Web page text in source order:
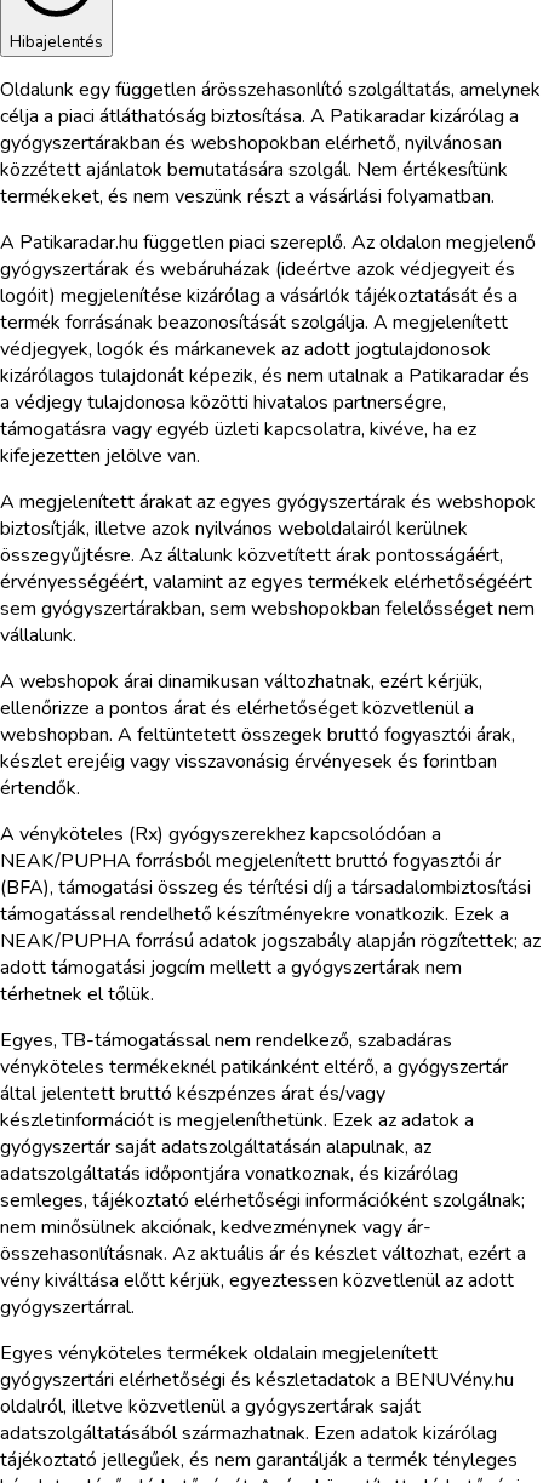
Hibajelentés
Oldalunk egy független árösszehasonlító szolgáltatás, amelynek
célja a piaci átláthatóság biztosítása. A Patikaradar kizárólag a
gyógyszertárakban és webshopokban elérhető, nyilvánosan
közzétett ajánlatok bemutatására szolgál. Nem értékesítünk
termékeket, és nem veszünk részt a vásárlási folyamatban.
A Patikaradar.hu független piaci szereplő. Az oldalon megjelenő
gyógyszertárak és webáruházak (ideértve azok védjegyeit és
logóit) megjelenítése kizárólag a vásárlók tájékoztatását és a
termék forrásának beazonosítását szolgálja. A megjelenített
védjegyek, logók és márkanevek az adott jogtulajdonosok
kizárólagos tulajdonát képezik, és nem utalnak a Patikaradar és
a védjegy tulajdonosa közötti hivatalos partnerségre,
támogatásra vagy egyéb üzleti kapcsolatra, kivéve, ha ez
kifejezetten jelölve van.
A megjelenített árakat az egyes gyógyszertárak és webshopok
biztosítják, illetve azok nyilvános weboldalairól kerülnek
összegyűjtésre. Az általunk közvetített árak pontosságáért,
érvényességéért, valamint az egyes termékek elérhetőségéért
sem gyógyszertárakban, sem webshopokban felelősséget nem
vállalunk.
A webshopok árai dinamikusan változhatnak, ezért kérjük,
ellenőrizze a pontos árat és elérhetőséget közvetlenül a
webshopban. A feltüntetett összegek bruttó fogyasztói árak,
készlet erejéig vagy visszavonásig érvényesek és forintban
értendők.
A vényköteles (Rx) gyógyszerekhez kapcsolódóan a
NEAK/PUPHA forrásból megjelenített bruttó fogyasztói ár
(BFA), támogatási összeg és térítési díj a társadalombiztosítási
támogatással rendelhető készítményekre vonatkozik. Ezek a
NEAK/PUPHA forrású adatok jogszabály alapján rögzítettek; az
adott támogatási jogcím mellett a gyógyszertárak nem
térhetnek el tőlük.
Egyes, TB-támogatással nem rendelkező, szabadáras
vényköteles termékeknél patikánként eltérő, a gyógyszertár
által jelentett bruttó készpénzes árat és/vagy
készletinformációt is megjeleníthetünk. Ezek az adatok a
gyógyszertár saját adatszolgáltatásán alapulnak, az
adatszolgáltatás időpontjára vonatkoznak, és kizárólag
semleges, tájékoztató elérhetőségi információként szolgálnak;
nem minősülnek akciónak, kedvezménynek vagy ár-
összehasonlításnak. Az aktuális ár és készlet változhat, ezért a
vény kiváltása előtt kérjük, egyeztessen közvetlenül az adott
gyógyszertárral.
Egyes vényköteles termékek oldalain megjelenített
gyógyszertári elérhetőségi és készletadatok a BENUVény.hu
oldalról, illetve közvetlenül a gyógyszertárak saját
adatszolgáltatásából származhatnak. Ezen adatok kizárólag
tájékoztató jellegűek, és nem garantálják a termék tényleges